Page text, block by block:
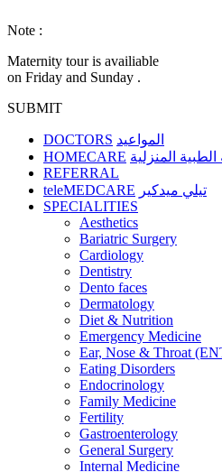
Note :
Maternity tour is availiable
on Friday and Sunday .
SUBMIT
DOCTORS المواعيد
HOMECARE المنزلية
REFERRAL
teleMEDCARE تيلي ميدكير
SPECIALITIES
Aesthetics
Bariatric Surgery
Cardiology
Dentistry
Dento faces
Dermatology
Diet & Nutrition
Emergency Medicine
Ear, Nose & Throat
Eating Disorders
Endocrinology
Family Medicine
Fertility
Gastroenterology
General Surgery
Internal Medicine